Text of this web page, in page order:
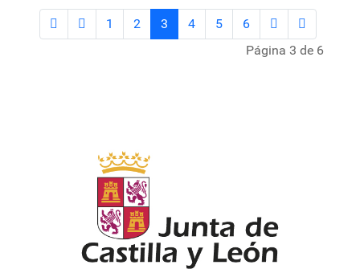
Página 3 de 6
1 2 3 4 5 6